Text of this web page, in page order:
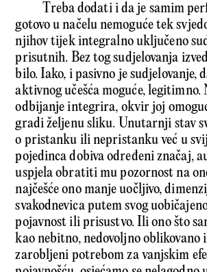
Treba dodati i da je samim
gotovo u načelu nemoguće tek
njihov tijek integralno uključeno
prisutnih. Bez tog sudjelovanja
bilo. Iako, i pasivno je sudjelovanje,
aktivnog učešća moguće, legitimno.
odbijanje integrira, okvir joj
gradi že­ljenu sliku. Unutarnji stav
o pristanku ili nepristanku već u
pojedinca dobiva određeni značaj,
uspjela obratiti mu pozornost na
najčešće ono manje uočljivo,
svakodnevica putem svog
pojavnost ili prisustvo. Ili ono što
kao nebitno, nedovoljno oblikovano
zarobljeni potrebom za vanjskim